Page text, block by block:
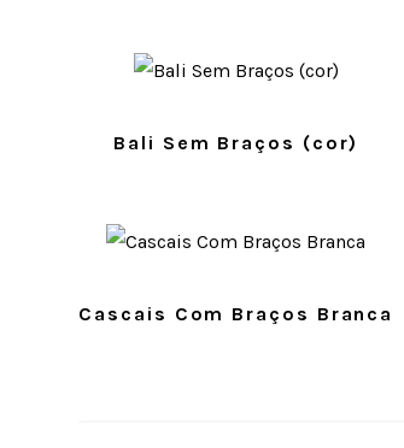
Bali Sem Braços (cor)
Cascais Com Braços Branca